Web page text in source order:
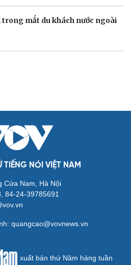
Nhà đẹp
Giải trí
Thời trang
Sao Việt
trong mắt du khách nước ngoài
TIẾNG NÓI VIỆT NAM
Cửa Nam, Hà Nội
84-24-39785691
quangcao@vovnews.vn
xuất bản thứ Năm hàng tuần